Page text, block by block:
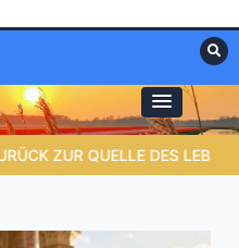
Antworten, die
| 10.Denn dein ist das